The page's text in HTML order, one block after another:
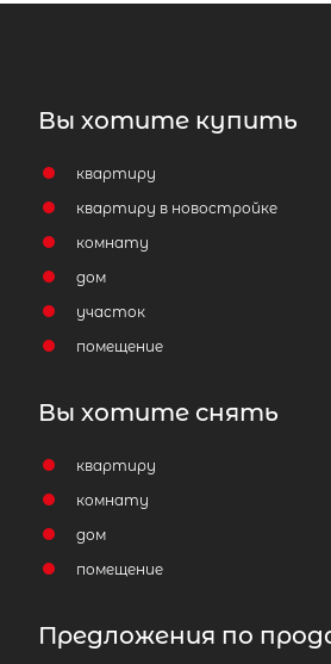
Вы хотите купить
квартиру
квартиру в новостройке
комнату
дом
участок
помещение
Вы хотите снять
квартиру
комнату
дом
помещение
Предложения по